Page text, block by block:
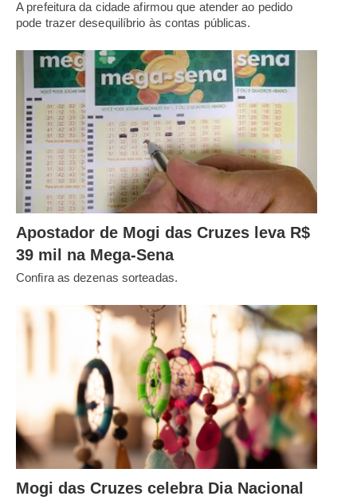
A prefeitura da cidade afirmou que atender ao pedido
pode trazer desequilíbrio às contas públicas.
Apostador de Mogi das Cruzes leva R$
39 mil na Mega-Sena
Confira as dezenas sorteadas.
Mogi das Cruzes celebra Dia Nacional